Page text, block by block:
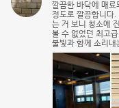
깔끔한 바닥에 매
정도로 깔끔합니다
는 거 보니 청소에
볼 수 없었던 최고
불빛과 함께 소리